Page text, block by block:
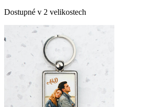
Dostupné v 2 velikostech